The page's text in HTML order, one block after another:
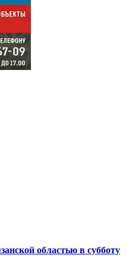
областью в субботу